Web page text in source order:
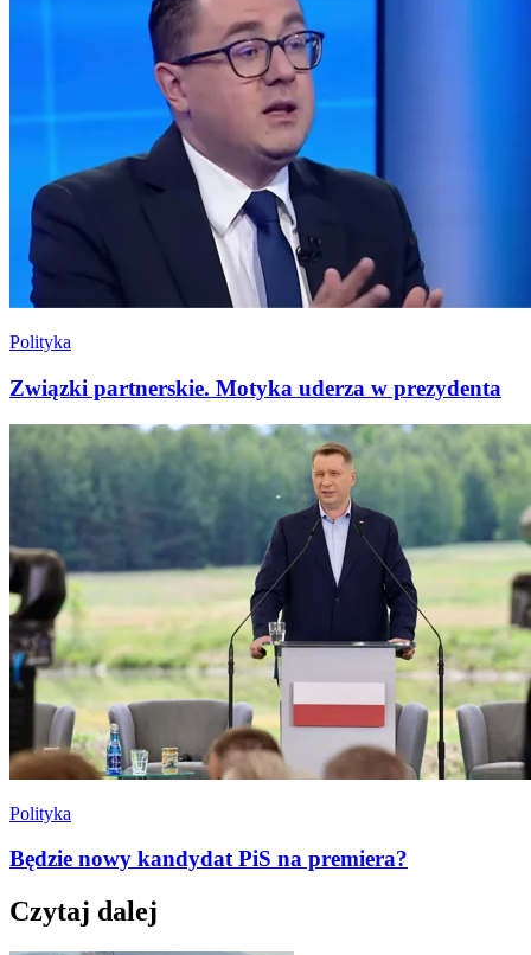
Polityka
Związki partnerskie. Motyka uderza w prezydenta
Polityka
Będzie nowy kandydat PiS na premiera?
Czytaj dalej